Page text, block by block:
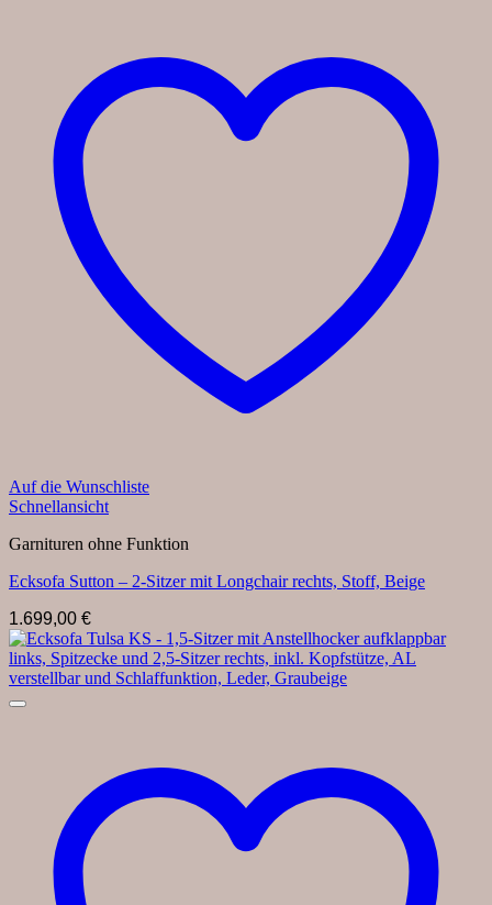
Auf die Wunschliste
Schnellansicht
Garnituren ohne Funktion
Ecksofa Sutton – 2-Sitzer mit Longchair rechts, Stoff, Beige
1.699,00 €